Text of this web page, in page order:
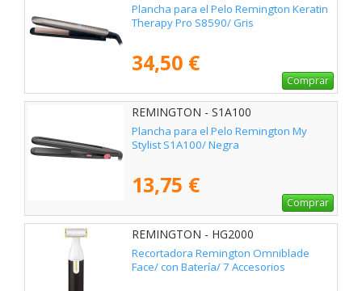
Plancha para el Pelo Remington Keratin
Therapy Pro S8590/ Gris
34,50 €
Comprar
REMINGTON - S1A100
Plancha para el Pelo Remington My
Stylist S1A100/ Negra
13,75 €
Comprar
REMINGTON - HG2000
Recortadora Remington Omniblade
Face/ con Batería/ 7 Accesorios